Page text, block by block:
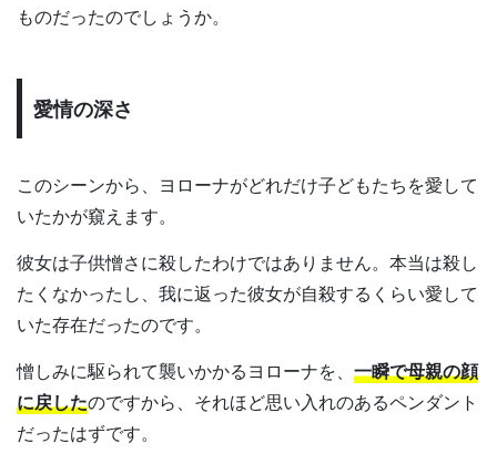
ものだったのでしょうか。
愛情の深さ
このシーンから、ヨローナがどれだけ子どもたちを愛して
いたかが窺えます。
彼女は子供憎さに殺したわけではありません。本当は殺し
たくなかったし、我に返った彼女が自殺するくらい愛して
いた存在だったのです。
憎しみに駆られて襲いかかるヨローナを、 一瞬で母親の顔
に戻したのですから、それほど思い入れのあるペンダント
だったはずです。